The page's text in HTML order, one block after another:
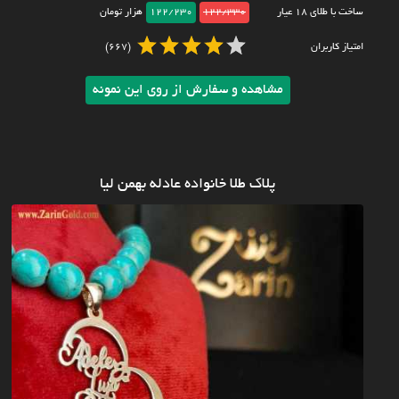
ساخت با طلای ۱۸ عیار 122/330
122/230 هزار تومان
امتیاز کاربران (667)
مشاهده و سفارش از روی این نمونه
پلاک طلا خانواده عادله بهمن لیا